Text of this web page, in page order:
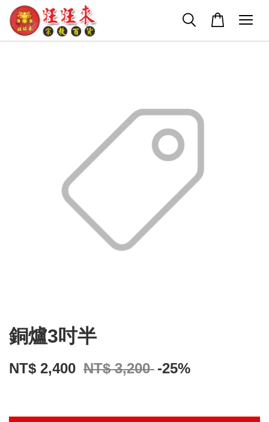
銅爐3吋半
NT$ 2,400 NT$ 3,200 -25%